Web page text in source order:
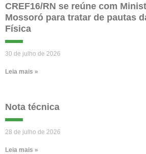
CREF16/RN se reúne com
Mossoró para tratar de pautas
Física
30 de julho de 2026
Leia mais »
Nota técnica
28 de julho de 2026
Leia mais »